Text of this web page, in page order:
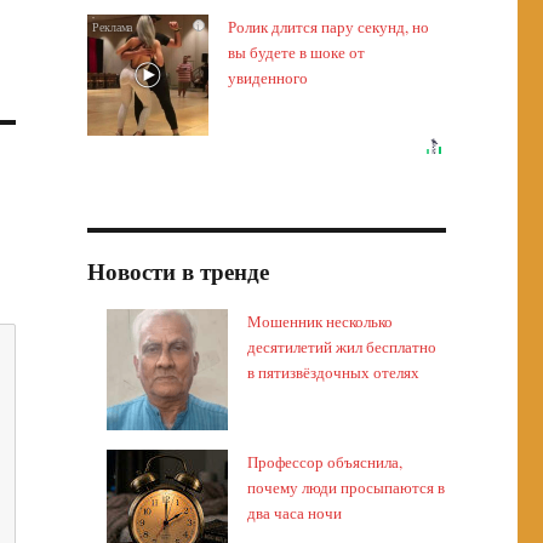
i
Ролик длится пару секунд, но
вы будете в шоке от
увиденного
Новости в тренде
Мошенник несколько
десятилетий жил бесплатно
в пятизвёздочных отелях
Профессор объяснила,
почему люди просыпаются в
два часа ночи